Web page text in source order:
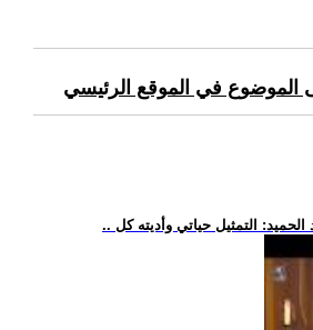
الموضوع في الموقع الرئيسي
الحميد: التمثيل حياتي وأديته كل